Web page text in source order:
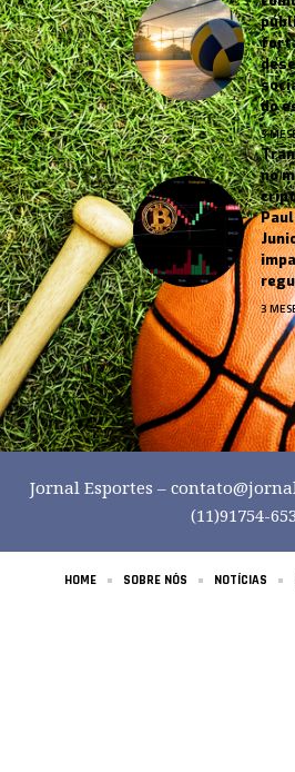
do
3
no
3
Jornal Esportes –
(11)91754-
HOME SOBRE NÓS NOTÍCIAS